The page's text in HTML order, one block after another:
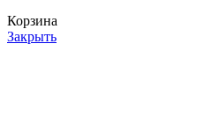
Корзина
Закрыть